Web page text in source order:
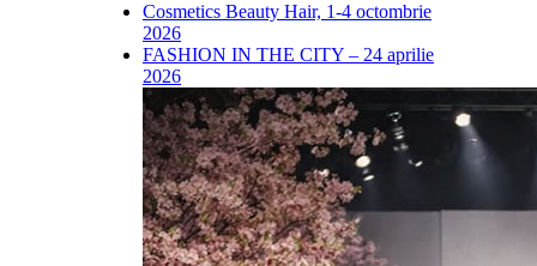
Cosmetics Beauty Hair, 1-4 octombrie
2026
FASHION IN THE CITY – 24 aprilie
2026